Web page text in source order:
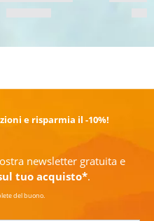
e risparmia il -10%!
newsletter gratuita e
tuo acquisto*.
del buono.